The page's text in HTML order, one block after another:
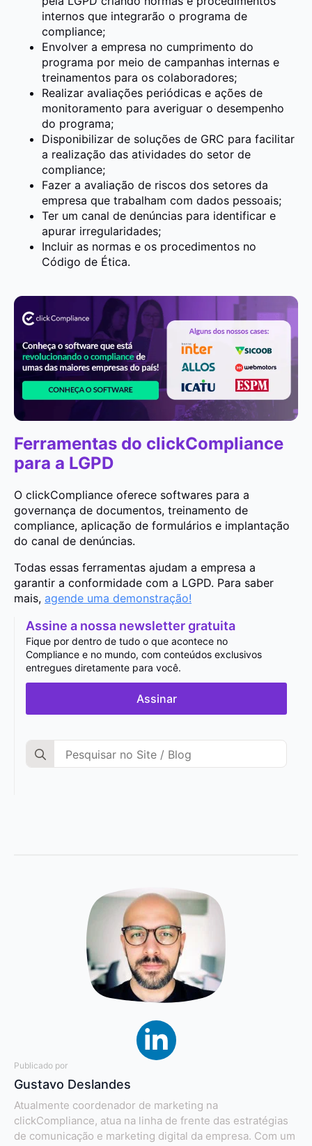
internos que integrarão o programa de
compliance;
Envolver a empresa no cumprimento do
programa por meio de campanhas internas e
treinamentos para os colaboradores;
Realizar avaliações periódicas e ações de
monitoramento para averiguar o desempenho
do programa;
Disponibilizar de soluções de GRC para facilitar
a realização das atividades do setor de
compliance;
Fazer a avaliação de riscos dos setores da
empresa que trabalham com dados pessoais;
Ter um canal de denúncias para identificar e
apurar irregularidades;
Incluir as normas e os procedimentos no
Código de Ética.
Ferramentas do clickCompliance
para a LGPD
O clickCompliance oferece softwares para a
governança de documentos, treinamento de
compliance, aplicação de formulários e implantação
do canal de denúncias.
Todas essas ferramentas ajudam a empresa a
garantir a conformidade com a LGPD. Para saber
mais, agende uma demonstração!
Assine a nossa newsletter gratuita
Fique por dentro de tudo o que acontece no
Compliance e no mundo, com conteúdos exclusivos
entregues diretamente para você.
Assinar
Search
for:
Publicado por
Gustavo Deslandes
Atualmente coordenador de marketing na
clickCompliance, atua na linha de frente das estratégias
de comunicação e marketing digital da empresa. Com um